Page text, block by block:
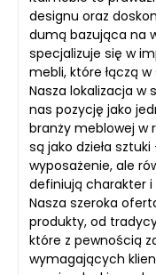
designu oraz
dumą bazująca na
specjalizuje się w
mebli, które łączą
Nasza lokalizacja
nas pozycję jako
branży meblowej w
są jako dzieła
wyposażenie, ale
definiują charakter
Nasza szeroka
produkty, od
które z pewnością
wymagających